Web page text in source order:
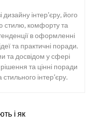
інтер’єру, його
стилю, комфорту та
в оформленні
та практичні поради.
та досвідом у сфері
та цінні поради
інтер’єру.
і як